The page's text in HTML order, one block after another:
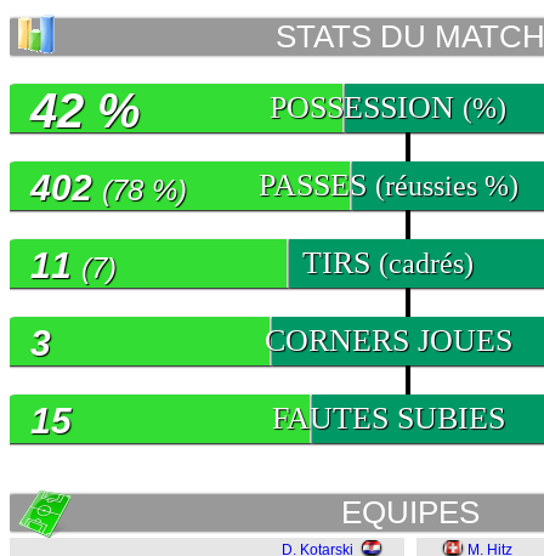
STATS DU MATCH
POSSESSION (%)
42 %
PASSES (réussies %)
402 (78 %)
TIRS (cadrés)
11 (7)
CORNERS JOUES
3
FAUTES SUBIES
15
EQUIPES
D. Kotarski
M. Hitz